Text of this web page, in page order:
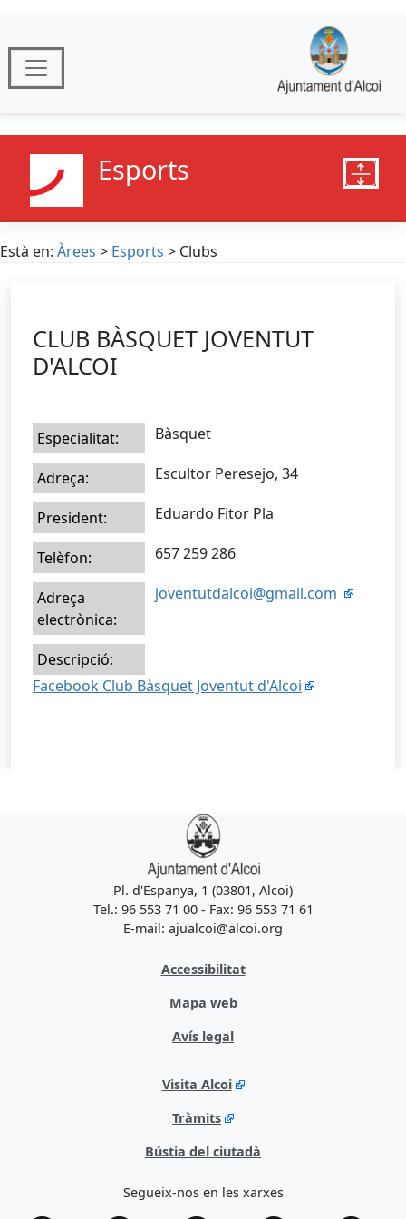
Esports
Està en: Àrees > Esports > Clubs
CLUB BÀSQUET JOVENTUT
D'ALCOI
Especialitat: Bàsquet
Adreça: Escultor Peresejo, 34
President: Eduardo Fitor Pla
Telèfon: 657 259 286
Adreça
electrònica:
joventutdalcoi@gmail.com
Descripció:
Facebook Club Bàsquet Joventut d'Alcoi
Pl. d'Espanya, 1 (03801, Alcoi)
Tel.: 96 553 71 00 - Fax: 96 553 71 61
E-mail: ajualcoi@alcoi.org
Accessibilitat
Mapa web
Avís legal
Visita Alcoi
Tràmits
Bústia del ciutadà
Segueix-nos en les xarxes